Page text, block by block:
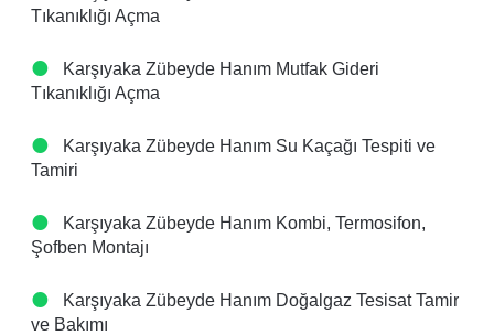
Tıkanıklığı Açma
Karşıyaka Zübeyde Hanım Mutfak Gideri
Tıkanıklığı Açma
Karşıyaka Zübeyde Hanım Su Kaçağı Tespiti ve
Tamiri
Karşıyaka Zübeyde Hanım Kombi, Termosifon,
Şofben Montajı
Karşıyaka Zübeyde Hanım Doğalgaz Tesisat Tamir
ve Bakımı